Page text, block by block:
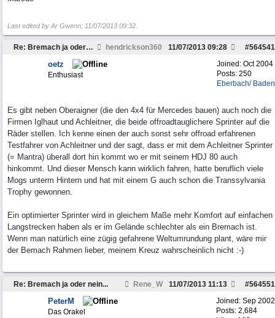
Last edited by Ar Gwenn; 11/07/2013 09:32
Re: Bremach ja oder nein... hendrickson360 #564541
11/07/2013 09:28
Joined: Oct 2004
Posts: 250
Eberbach/ Baden
oetz
Enthusiast
Es gibt neben Oberaigner (die den 4x4 für Mercedes bauen) auch noch die
Firmen Iglhaut und Achleitner, die beide offroadtauglichere Sprinter auf die
Räder stellen. Ich kenne einen der auch sonst sehr offroad erfahrenen
Testfahrer von Achleitner und der sagt, dass er mit dem Achleitner Sprinter
(= Mantra) überall dort hin kommt wo er mit seinem HDJ 80 auch
hinkommt. Und dieser Mensch kann wirklich fahren, hatte beruflich viele
Mogs unterm Hintern und hat mit einem G auch schon die Transsylvania
Trophy gewonnen.
Ein optimierter Sprinter wird in gleichem Maße mehr Komfort auf einfachen
Langstrecken haben als er im Gelände schlechter als ein Bremach ist.
Wenn man natürlich eine zügig gefahrene Weltumrundung plant, wäre mir
der Bemach Rahmen lieber, meinem Kreuz wahrscheinlich nicht :-)
Re: Bremach ja oder nein... Rene_W #564551
11/07/2013 11:13
Joined: Sep 2002
Posts: 2,684
PeterM
Das Orakel